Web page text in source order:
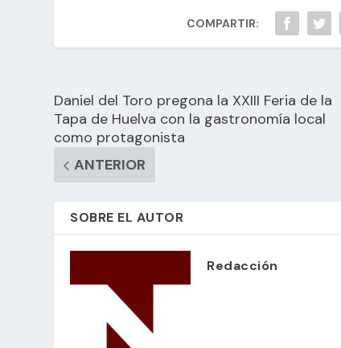
COMPARTIR:
Daniel del Toro pregona la XXIII Feria de la
Tapa de Huelva con la gastronomía local
como protagonista
ANTERIOR
SOBRE EL AUTOR
Redacción